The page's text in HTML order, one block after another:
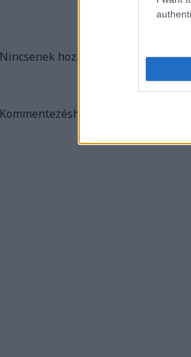
Nincsenek hozzászólások.
Kommentezéshez